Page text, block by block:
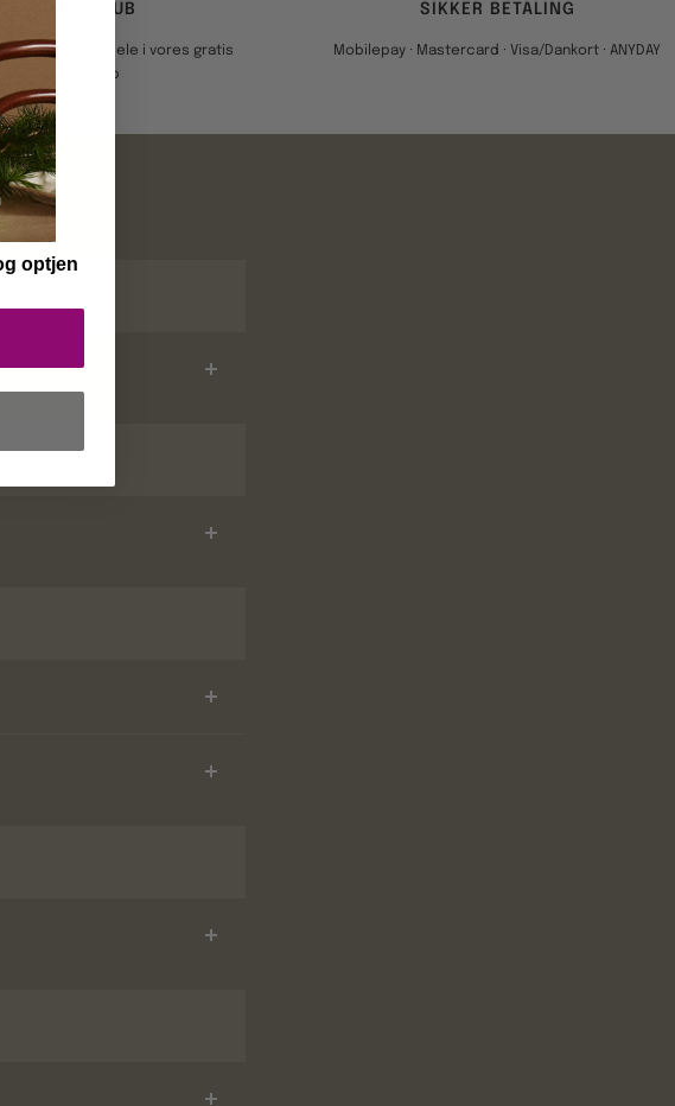
KUNDEKLUB
og opnå fordele i vores gratis
kundeklub
SIKKER BETALING
Mobilepay · Mastercard · Visa/Dankort · ANYDAY
optjen